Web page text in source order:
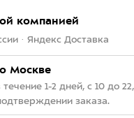
компанией
· Яндекс Доставка
Москве
1-2 дней, с 10 до
заказа.